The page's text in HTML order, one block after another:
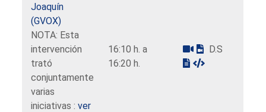
Joaquín
(GVOX)
NOTA: Esta
intervención
trató
conjuntamente
varias
iniciativas :ver
16:10 h. a
16:20 h.
D.S